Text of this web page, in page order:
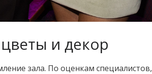
и декор
зала. По оценкам специалистов,